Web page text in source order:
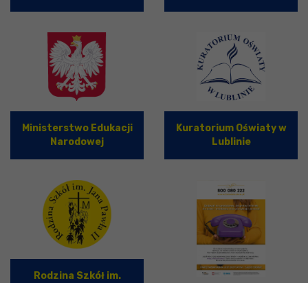
Ministerstwo Edukacji
Narodowej
Kuratorium Oświaty w
Lublinie
Rodzina Szkół im.